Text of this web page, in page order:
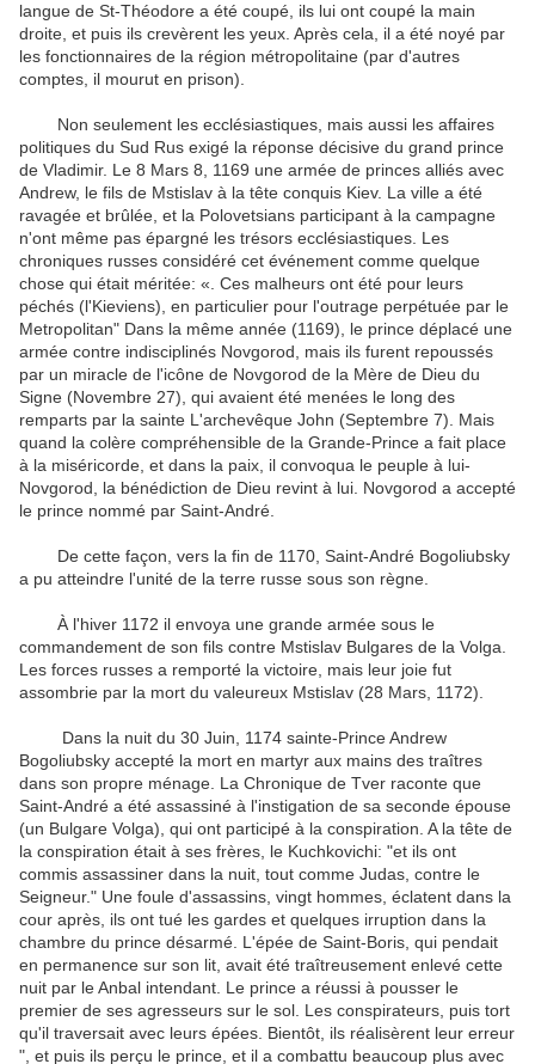
langue de St-Théodore a été coupé, ils lui ont coupé la main
droite, et puis ils crevèrent les yeux. Après cela, il a été noyé par
les fonctionnaires de la région métropolitaine (par d'autres
comptes, il mourut en prison).
Non seulement les ecclésiastiques, mais aussi les affaires
politiques du Sud Rus exigé la réponse décisive du grand prince
de Vladimir. Le 8 Mars 8, 1169 une armée de princes alliés avec
Andrew, le fils de Mstislav à la tête conquis Kiev. La ville a été
ravagée et brûlée, et la Polovetsians participant à la campagne
n'ont même pas épargné les trésors ecclésiastiques. Les
chroniques russes considéré cet événement comme quelque
chose qui était méritée: «. Ces malheurs ont été pour leurs
péchés (l'Kieviens), en particulier pour l'outrage perpétuée par le
Metropolitan" Dans la même année (1169), le prince déplacé une
armée contre indisciplinés Novgorod, mais ils furent repoussés
par un miracle de l'icône de Novgorod de la Mère de Dieu du
Signe (Novembre 27), qui avaient été menées le long des
remparts par la sainte L'archevêque John (Septembre 7). Mais
quand la colère compréhensible de la Grande-Prince a fait place
à la miséricorde, et dans la paix, il convoqua le peuple à lui-
Novgorod, la bénédiction de Dieu revint à lui. Novgorod a accepté
le prince nommé par Saint-André.
De cette façon, vers la fin de 1170, Saint-André Bogoliubsky
a pu atteindre l'unité de la terre russe sous son règne.
À l'hiver 1172 il envoya une grande armée sous le
commandement de son fils contre Mstislav Bulgares de la Volga.
Les forces russes a remporté la victoire, mais leur joie fut
assombrie par la mort du valeureux Mstislav (28 Mars, 1172).
Dans la nuit du 30 Juin, 1174 sainte-Prince Andrew
Bogoliubsky accepté la mort en martyr aux mains des traîtres
dans son propre ménage. La Chronique de Tver raconte que
Saint-André a été assassiné à l'instigation de sa seconde épouse
(un Bulgare Volga), qui ont participé à la conspiration. A la tête de
la conspiration était à ses frères, le Kuchkovichi: "et ils ont
commis assassiner dans la nuit, tout comme Judas, contre le
Seigneur." Une foule d'assassins, vingt hommes, éclatent dans la
cour après, ils ont tué les gardes et quelques irruption dans la
chambre du prince désarmé. L'épée de Saint-Boris, qui pendait
en permanence sur son lit, avait été traîtreusement enlevé cette
nuit par le Anbal intendant. Le prince a réussi à pousser le
premier de ses agresseurs sur le sol. Les conspirateurs, puis tort
qu'il traversait avec leurs épées. Bientôt, ils réalisèrent leur erreur
", et puis ils perçu le prince, et il a combattu beaucoup plus avec